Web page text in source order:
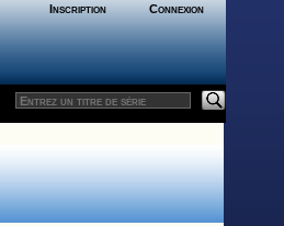
Inscription Connexion